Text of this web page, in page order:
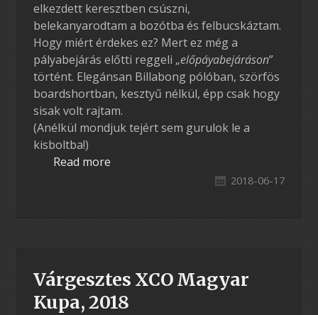
elkezdett keresztben csúszni,
belekanyarodtam a bozótba és felbucskáztam.
Hogy miért érdekes ez? Mert ez még a
pályabejárás előtti reggeli „előpáyabejáráson”
történt. Elegánsan Billabong pólóban, szörfös
boardshortban, kesztyű nélkül, épp csak hogy
sisak volt rajtam.
(Anélkül mondjuk tejért sem gurulok le a
kisboltba!)
Read more
2018-06-17
Várgesztes XCO Magyar
Kupa, 2018